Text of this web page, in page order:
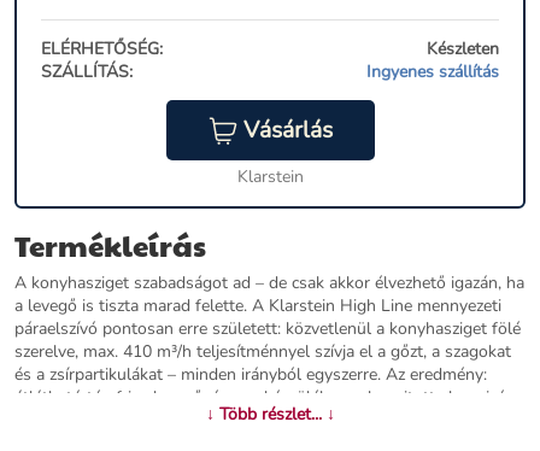
ELÉRHETŐSÉG:
Készleten
SZÁLLÍTÁS:
Ingyenes szállítás
Vásárlás
Klarstein
Termékleírás
A konyhasziget szabadságot ad – de csak akkor élvezhető igazán, ha
a levegő is tiszta marad felette. A Klarstein High Line mennyezeti
páraelszívó pontosan erre született: közvetlenül a konyhasziget fölé
szerelve, max. 410 m³/h teljesítménnyel szívja el a gőzt, a szagokat
és a zsírpartikulákat – minden irányból egyszerre. Az eredmény:
átlátható tér, friss levegő, és egy készülék, amely nyitott alaprajzú
étkezőkonyhában igazi dizájnelemként hat. A Klarstein High Line
↓ Több részlet... ↓